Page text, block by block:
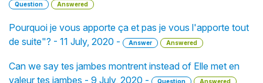
Question Answered
Pourquoi je vous apporte ça et pas je vous l'apporte tout
de suite"? - 11 July, 2020 -
Answer Answered
Can we say tes jambes montrent instead of Elle met en
valeur tes jambes - 9 July, 2020 -
Question Answered